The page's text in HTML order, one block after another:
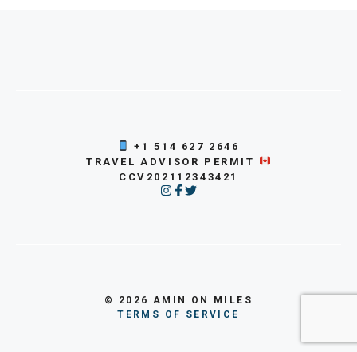
+1 514 627 2646
TRAVEL ADVISOR PERMIT
CCV202112343421
© 2026 AMIN ON MILES
TERMS OF SERVICE